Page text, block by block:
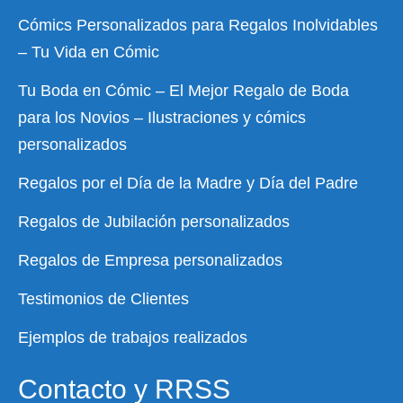
Cómics Personalizados para Regalos Inolvidables
– Tu Vida en Cómic
Tu Boda en Cómic – El Mejor Regalo de Boda
para los Novios – Ilustraciones y cómics
personalizados
Regalos por el Día de la Madre y Día del Padre
Regalos de Jubilación personalizados
Regalos de Empresa personalizados
Testimonios de Clientes
Ejemplos de trabajos realizados
Contacto y RRSS